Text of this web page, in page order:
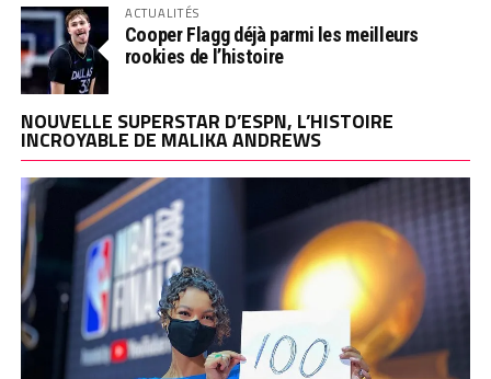
ACTUALITÉS
Cooper Flagg déjà parmi les meilleurs
rookies de l’histoire
NOUVELLE SUPERSTAR D’ESPN, L’HISTOIRE
INCROYABLE DE MALIKA ANDREWS